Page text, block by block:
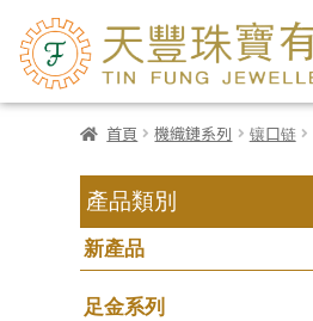
首頁 機織鏈系列 镶口链
產品類別
新產品
足金系列